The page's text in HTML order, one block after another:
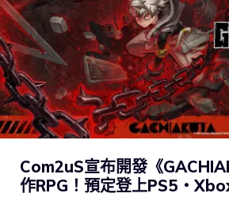
Com2uS宣布開發《
作RPG！預定登上PS5・